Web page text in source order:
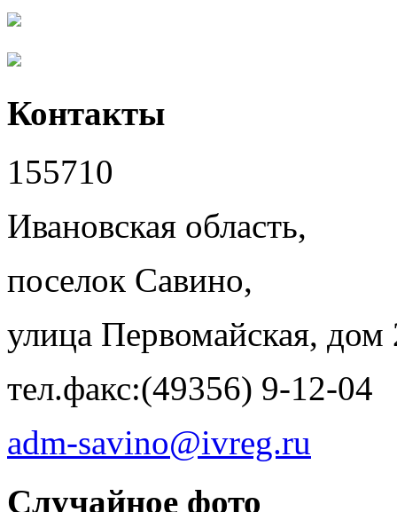
Контакты
155710
Ивановская область,
поселок Савино,
улица Первомайская, дом
тел.факс:(49356) 9-12-04
adm-savino@ivreg.ru
Случайное фото